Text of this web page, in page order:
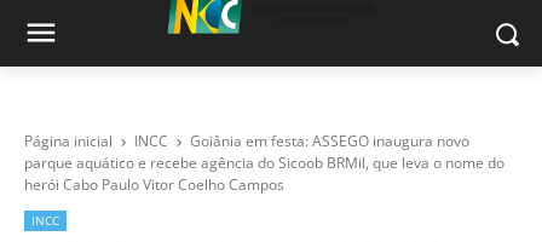
Página inicial INCC
Goiânia em festa: ASSEGO inaugura novo
parque aquático e recebe agência do Sicoob BRMil, que leva o nome do
herói Cabo Paulo Vitor Coelho Campos
INCC